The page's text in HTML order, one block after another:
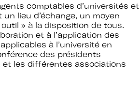
comptables d’universités et
lieu d’échange, un moyen
» à la disposition de tous.
et à l’application des
à l’université en
des présidents
et les différentes associations